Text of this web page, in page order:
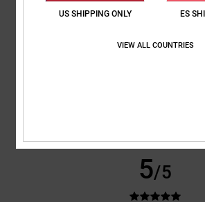
5/5
5/5
US SHIPPING ONLY ES
VIEW ALL COUNTRIES